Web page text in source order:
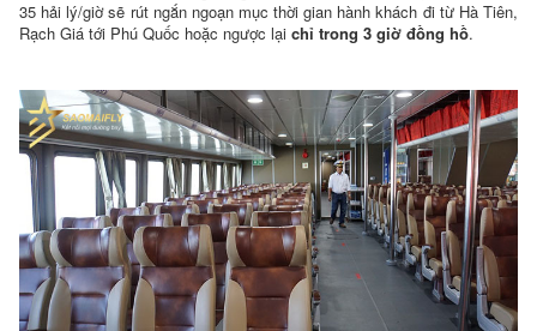
35 hải lý/giờ sẽ rút ngắn ngoạn mục thời gian hành khách đi từ Hà Tiên,
Rạch Giá tới Phú Quốc hoặc ngược lại chỉ trong 3 giờ đồng hồ.